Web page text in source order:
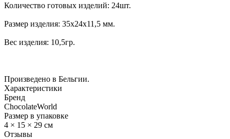
Количество готовых изделий: 24шт.
Размер изделия: 35х24х11,5 мм.
Вес изделия: 10,5гр.
Произведено в Бельгии.
Характеристики
Бренд
ChocolateWorld
Размер в упаковке
4 × 15 × 29 см
Отзывы